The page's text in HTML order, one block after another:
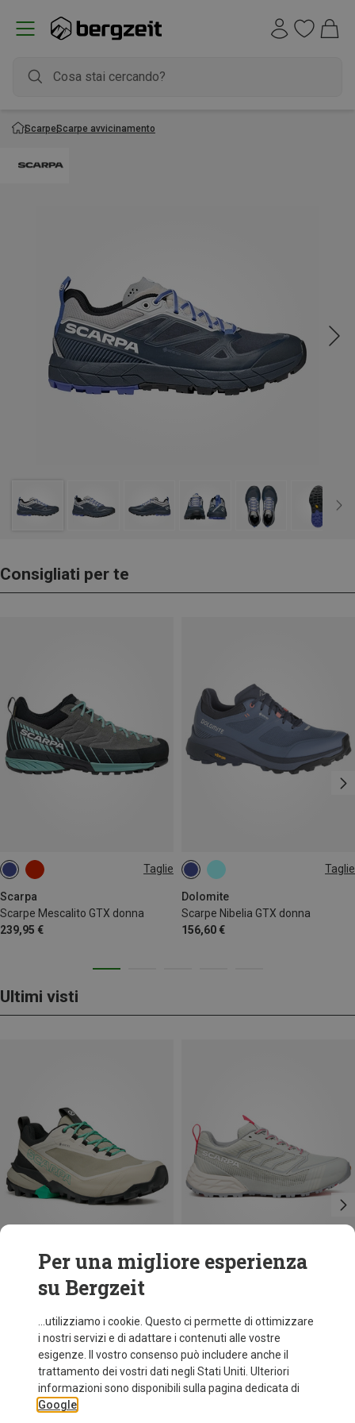
ScarpeScarpe avvicinamento
Consigliati per te
Taglie
Scarpa
Scarpe Mescalito GTX donna
239,95 €
Taglie
Dolomite
Scarpe Nibelia GTX donna
156,60 €
Ultimi visti
Risparmi 29%
Per una migliore esperienza
su Bergzeit
...utilizziamo i cookie. Questo ci permette di ottimizzare
i nostri servizi e di adattare i contenuti alle vostre
esigenze. Il vostro consenso può includere anche il
trattamento dei vostri dati negli Stati Uniti. Ulteriori
informazioni sono disponibili sulla pagina dedicata di
Google